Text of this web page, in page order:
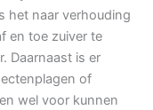
het naar verhouding
en toe zuiver te
Daarnaast is er
of
wel voor kunnen